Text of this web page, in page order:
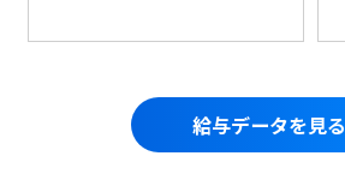
給与データを見る